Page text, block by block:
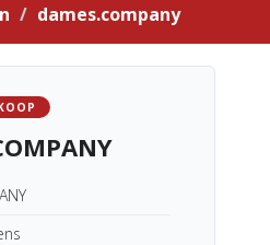
a
t
dames.company